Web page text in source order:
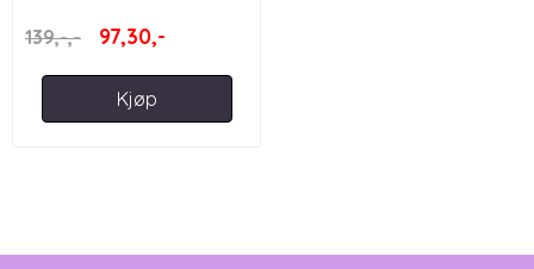
139,-,- 97,30,-
Kjøp